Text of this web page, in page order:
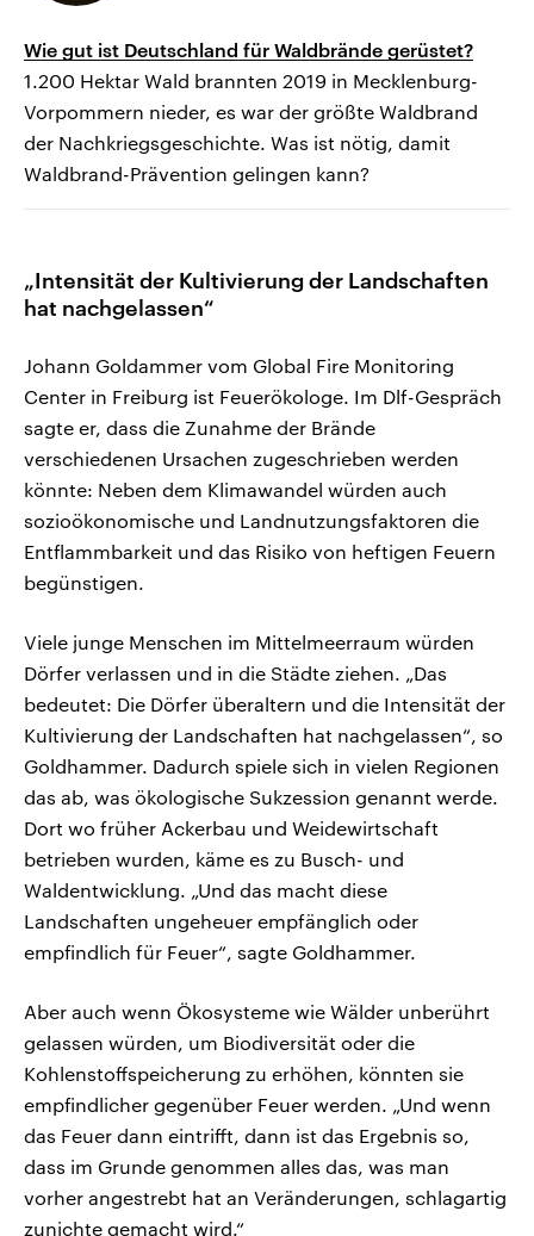
Wie gut ist Deutschland für Waldbrände gerüstet?
1.200 Hektar Wald brannten 2019 in Mecklenburg-
Vorpommern nieder, es war der größte Waldbrand
der Nachkriegsgeschichte. Was ist nötig, damit
Waldbrand-Prävention gelingen kann?
„Intensität der Kultivierung der Landschaften
hat nachgelassen“
Johann Goldammer vom Global Fire Monitoring
Center in Freiburg ist Feuerökologe. Im Dlf-Gespräch
sagte er, dass die Zunahme der Brände
verschiedenen Ursachen zugeschrieben werden
könnte: Neben dem Klimawandel würden auch
sozioökonomische und Landnutzungsfaktoren die
Entflammbarkeit und das Risiko von heftigen Feuern
begünstigen.
Viele junge Menschen im Mittelmeerraum würden
Dörfer verlassen und in die Städte ziehen. „Das
bedeutet: Die Dörfer überaltern und die Intensität der
Kultivierung der Landschaften hat nachgelassen“, so
Goldhammer. Dadurch spiele sich in vielen Regionen
das ab, was ökologische Sukzession genannt werde.
Dort wo früher Ackerbau und Weidewirtschaft
betrieben wurden, käme es zu Busch- und
Waldentwicklung. „Und das macht diese
Landschaften ungeheuer empfänglich oder
empfindlich für Feuer“, sagte Goldhammer.
Aber auch wenn Ökosysteme wie Wälder unberührt
gelassen würden, um Biodiversität oder die
Kohlenstoffspeicherung zu erhöhen, könnten sie
empfindlicher gegenüber Feuer werden. „Und wenn
das Feuer dann eintrifft, dann ist das Ergebnis so,
dass im Grunde genommen alles das, was man
vorher angestrebt hat an Veränderungen, schlagartig
zunichte gemacht wird.“